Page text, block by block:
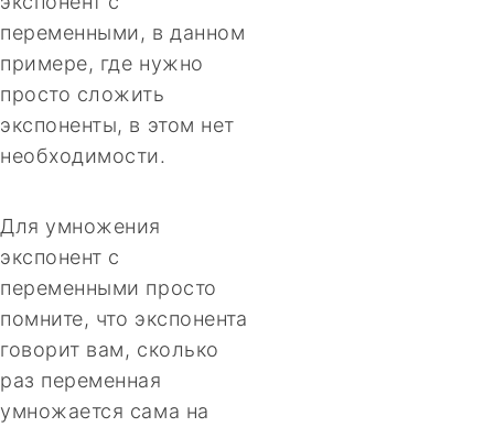
переменными, в данном
примере, где нужно
просто сложить
экспоненты, в этом нет
необходимости.
Для умножения
экспонент с
переменными просто
помните, что экспонента
говорит вам, сколько
раз переменная
умножается сама на